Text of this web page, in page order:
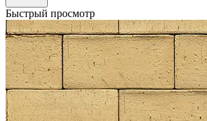
Быстрый просмотр